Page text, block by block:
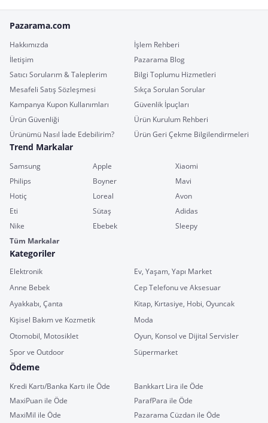
Pazarama.com
Hakkımızda
İşlem Rehberi
İletişim
Pazarama Blog
Satıcı Sorularım & Taleplerim
Bilgi Toplumu Hizmetleri
Mesafeli Satış Sözleşmesi
Sıkça Sorulan Sorular
Kampanya Kupon Kullanımları
Güvenlik İpuçları
Ürün Güvenliği
Ürün Kurulum Rehberi
Ürünümü Nasıl İade Edebilirim?
Ürün Geri Çekme Bilgilendirmeleri
Trend Markalar
Samsung Apple
Xiaomi
Philips
Boyner
Mavi
Hotiç
Loreal
Avon
Eti
Sütaş
Adidas
Nike
Ebebek
Sleepy
Tüm Markalar
Kategoriler
Elektronik
Ev, Yaşam, Yapı Market
Anne Bebek
Cep Telefonu ve Aksesuar
Ayakkabı, Çanta
Kitap, Kırtasiye, Hobi, Oyuncak
Kişisel Bakım ve Kozmetik
Moda
Otomobil, Motosiklet
Oyun, Konsol ve Dijital Servisler
Spor ve Outdoor
Süpermarket
Ödeme
Kredi Kartı/Banka Kartı ile Öde
Bankkart Lira ile Öde
MaxiPuan ile Öde
ParafPara ile Öde
MaxiMil ile Öde
Pazarama Cüzdan ile Öde